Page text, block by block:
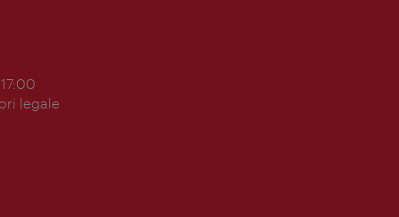
legale